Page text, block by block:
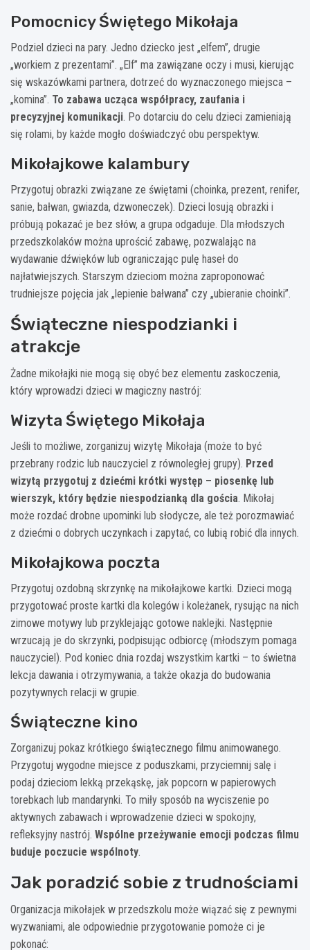
Pomocnicy Świętego Mikołaja
Podziel dzieci na pary. Jedno dziecko jest „elfem”, drugie
„workiem z prezentami”. „Elf” ma zawiązane oczy i musi, kierując
się wskazówkami partnera, dotrzeć do wyznaczonego miejsca –
„komina”. To zabawa ucząca współpracy, zaufania i
precyzyjnej komunikacji. Po dotarciu do celu dzieci zamieniają
się rolami, by każde mogło doświadczyć obu perspektyw.
Mikołajkowe kalambury
Przygotuj obrazki związane ze świętami (choinka, prezent, renifer,
sanie, bałwan, gwiazda, dzwoneczek). Dzieci losują obrazki i
próbują pokazać je bez słów, a grupa odgaduje. Dla młodszych
przedszkolaków można uprościć zabawę, pozwalając na
wydawanie dźwięków lub ograniczając pulę haseł do
najłatwiejszych. Starszym dzieciom można zaproponować
trudniejsze pojęcia jak „lepienie bałwana” czy „ubieranie choinki”.
Świąteczne niespodzianki i
atrakcje
Żadne mikołajki nie mogą się obyć bez elementu zaskoczenia,
który wprowadzi dzieci w magiczny nastrój:
Wizyta Świętego Mikołaja
Jeśli to możliwe, zorganizuj wizytę Mikołaja (może to być
przebrany rodzic lub nauczyciel z równoległej grupy). Przed
wizytą przygotuj z dziećmi krótki występ – piosenkę lub
wierszyk, który będzie niespodzianką dla gościa. Mikołaj
może rozdać drobne upominki lub słodycze, ale też porozmawiać
z dziećmi o dobrych uczynkach i zapytać, co lubią robić dla innych.
Mikołajkowa poczta
Przygotuj ozdobną skrzynkę na mikołajkowe kartki. Dzieci mogą
przygotować proste kartki dla kolegów i koleżanek, rysując na nich
zimowe motywy lub przyklejając gotowe naklejki. Następnie
wrzucają je do skrzynki, podpisując odbiorcę (młodszym pomaga
nauczyciel). Pod koniec dnia rozdaj wszystkim kartki – to świetna
lekcja dawania i otrzymywania, a także okazja do budowania
pozytywnych relacji w grupie.
Świąteczne kino
Zorganizuj pokaz krótkiego świątecznego filmu animowanego.
Przygotuj wygodne miejsce z poduszkami, przyciemnij salę i
podaj dzieciom lekką przekąskę, jak popcorn w papierowych
torebkach lub mandarynki. To miły sposób na wyciszenie po
aktywnych zabawach i wprowadzenie dzieci w spokojny,
refleksyjny nastrój. Wspólne przeżywanie emocji podczas filmu
buduje poczucie wspólnoty.
Jak poradzić sobie z trudnościami
Organizacja mikołajek w przedszkolu może wiązać się z pewnymi
wyzwaniami, ale odpowiednie przygotowanie pomoże ci je
pokonać: